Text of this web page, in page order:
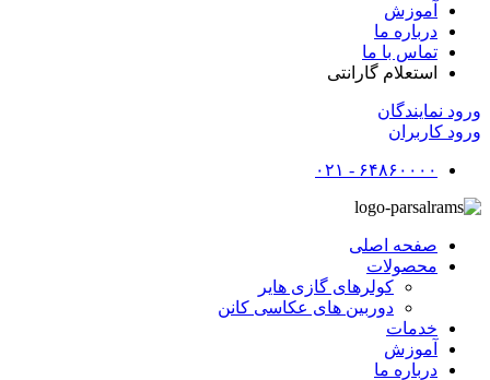
آموزش
درباره ما
تماس با ما
استعلام گارانتی
ورود نمایندگان
ورود کاربران
۶۴۸۶۰۰۰۰ - ۰۲۱
صفحه اصلی
محصولات
کولرهای گازی هایر
دوربین های عکاسی کانن
خدمات
آموزش
درباره ما